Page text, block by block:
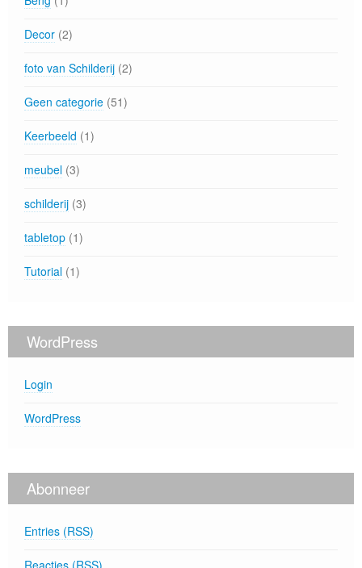
Decor (2)
foto van Schilderij (2)
Geen categorie (51)
Keerbeeld (1)
meubel (3)
schilderij (3)
tabletop (1)
Tutorial (1)
WordPress
Login
WordPress
Abonneer
Entries (RSS)
Reacties (RSS)